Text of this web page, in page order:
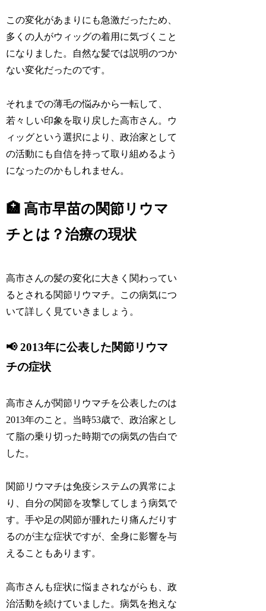
この変化があまりにも急激だったため、
多くの人がウィッグの着用に気づくこと
になりました。自然な髪では説明のつか
ない変化だったのです。
それまでの薄毛の悩みから一転して、
若々しい印象を取り戻した高市さん。ウ
ィッグという選択により、政治家として
の活動にも自信を持って取り組めるよう
になったのかもしれません。
🏥 高市早苗の関節リウマ
チとは？治療の現状
高市さんの髪の変化に大きく関わってい
るとされる関節リウマチ。この病気につ
いて詳しく見ていきましょう。
📢 2013年に公表した関節リウマ
チの症状
高市さんが関節リウマチを公表したのは
2013年のこと。当時53歳で、政治家とし
て脂の乗り切った時期での病気の告白で
した。
関節リウマチは免疫システムの異常によ
り、自分の関節を攻撃してしまう病気で
す。手や足の関節が腫れたり痛んだりす
るのが主な症状ですが、全身に影響を与
えることもあります。
高市さんも症状に悩まされながらも、政
治活動を続けていました。病気を抱えな